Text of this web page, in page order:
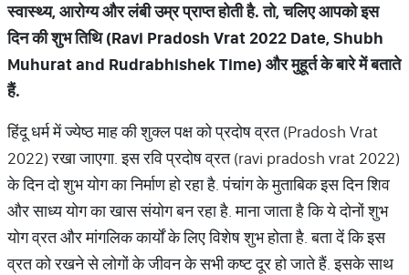
स्वास्थ्य,आरोग्यऔरलंबीउम्रप्राप्तहोतीहै.तो,चलिएआपकोइस
दिनकीशुभतिथि(Ravi Pradosh Vrat 2022 Date, Shubh
Muhurat and Rudrabhishek Time) औरमुहूर्तकेबारेमेंबताते
हैं.
हिंदू धर्म में ज्येष्ठ माह की शुक्ल पक्ष को प्रदोष व्रत (Pradosh Vrat
2022) रखा जाएगा. इस रवि प्रदोष व्रत (ravi pradosh vrat 2022)
के दिन दो शुभ योग का निर्माण हो रहा है. पंचांग के मुताबिक इस दिन शिव
और साध्य योग का खास संयोग बन रहा है. माना जाता है कि ये दोनों शुभ
योग व्रत और मांगलिक कार्यों के लिए विशेष शुभ होता है. बता दें कि इस
व्रत को रखने से लोगों के जीवन के सभी कष्ट दूर हो जाते हैं. इसके साथ